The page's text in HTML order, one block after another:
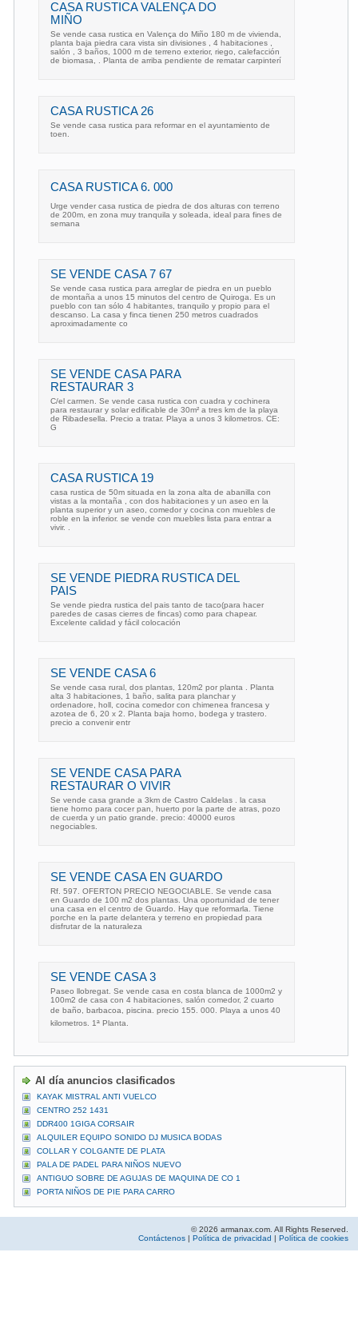
CASA RUSTICA VALENÇA DO
MIÑO
Se vende casa rustica en Valença do Miño 180 m de vivienda,
planta baja piedra cara vista sin divisiones , 4 habitaciones ,
salón , 3 baños, 1000 m de terreno exterior, riego, calefacción
de biomasa, . Planta de arriba pendiente de rematar carpinterí
CASA RUSTICA 26
Se vende casa rustica para reformar en el ayuntamiento de
toen.
CASA RUSTICA 6. 000
Urge vender casa rustica de piedra de dos alturas con terreno
de 200m, en zona muy tranquila y soleada, ideal para fines de
semana
SE VENDE CASA 7 67
Se vende casa rustica para arreglar de piedra en un pueblo
de montaña a unos 15 minutos del centro de Quiroga. Es un
pueblo con tan sólo 4 habitantes, tranquilo y propio para el
descanso. La casa y finca tienen 250 metros cuadrados
aproximadamente co
SE VENDE CASA PARA
RESTAURAR 3
C/el carmen. Se vende casa rustica con cuadra y cochinera
para restaurar y solar edificable de 30m² a tres km de la playa
de Ribadesella. Precio a tratar. Playa a unos 3 kilometros. CE:
G
CASA RUSTICA 19
casa rustica de 50m situada en la zona alta de abanilla con
vistas a la montaña , con dos habitaciones y un aseo en la
planta superior y un aseo, comedor y cocina con muebles de
roble en la inferior. se vende con muebles lista para entrar a
vivir. .
SE VENDE PIEDRA RUSTICA DEL
PAIS
Se vende piedra rustica del pais tanto de taco(para hacer
paredes de casas cierres de fincas) como para chapear.
Excelente calidad y fácil colocación
SE VENDE CASA 6
Se vende casa rural, dos plantas, 120m2 por planta . Planta
alta 3 habitaciones, 1 baño, salita para planchar y
ordenadore, holl, cocina comedor con chimenea francesa y
azotea de 6, 20 x 2. Planta baja horno, bodega y trastero.
precio a convenir entr
SE VENDE CASA PARA
RESTAURAR O VIVIR
Se vende casa grande a 3km de Castro Caldelas . la casa
tiene horno para cocer pan, huerto por la parte de atras, pozo
de cuerda y un patio grande. precio: 40000 euros
negociables.
SE VENDE CASA EN GUARDO
Rf. 597. OFERTON PRECIO NEGOCIABLE. Se vende casa
en Guardo de 100 m2 dos plantas. Una oportunidad de tener
una casa en el centro de Guardo. Hay que reformarla. Tiene
porche en la parte delantera y terreno en propiedad para
disfrutar de la naturaleza
SE VENDE CASA 3
Paseo llobregat. Se vende casa en costa blanca de 1000m2 y
100m2 de casa con 4 habitaciones, salón comedor, 2 cuarto
de baño, barbacoa, piscina. precio 155. 000. Playa a unos 40
kilometros. 1ª Planta.
Al día anuncios clasificados
KAYAK MISTRAL ANTI VUELCO
CENTRO 252 1431
DDR400 1GIGA CORSAIR
ALQUILER EQUIPO SONIDO DJ MUSICA BODAS
COLLAR Y COLGANTE DE PLATA
PALA DE PADEL PARA NIÑOS NUEVO
ANTIGUO SOBRE DE AGUJAS DE MAQUINA DE CO 1
PORTA NIÑOS DE PIE PARA CARRO
© 2026 armanax.com. All Rights Reserved.
Contáctenos | Política de privacidad | Política de cookies